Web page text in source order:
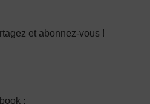
et abonnez-vous !
: